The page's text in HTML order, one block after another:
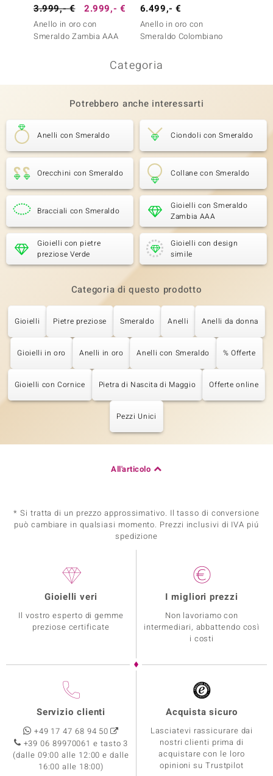
3.999,- € 2.999,- €
Anello in oro con
Smeraldo Zambia AAA
6.499,- €
Anello in oro con
Smeraldo Colombiano
Categoria
Potrebbero anche interessarti
Anelli con Smeraldo Ciondoli con Smeraldo
Orecchini con Smeraldo Collane con Smeraldo
Bracciali con Smeraldo
Gioielli con Smeraldo
Zambia AAA
Gioielli con pietre
preziose Verde
Gioielli con design
simile
Categoria di questo prodotto
Gioielli Pietre preziose Smeraldo Anelli Anelli da donna
Gioielli in oro Anelli in oro Anelli con Smeraldo % Offerte
Gioielli con Cornice Pietra di Nascita di Maggio Offerte online
Pezzi Unici
All'articolo
* Si tratta di un prezzo approssimativo. Il tasso di conversione
può cambiare in qualsiasi momento. Prezzi inclusivi di IVA piú
spedizione
Gioielli veri
Il vostro esperto di gemme
preziose certificate
I migliori prezzi
Non lavoriamo con
intermediari, abbattendo così
i costi
Servizio clienti
+49 17 47 68 94 50
+39 06 89970061 e tasto 3
(dalle 09:00 alle 12:00 e dalle
16:00 alle 18:00)
Acquista sicuro
Lasciatevi rassicurare dai
nostri clienti prima di
acquistare con le loro
opinioni su Trustpilot